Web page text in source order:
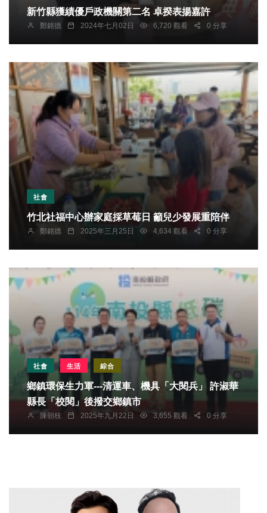
新竹縣獲績優戶政機關第二名 卓揆表揚嘉許
鄭銘德 2024年七月02日 6,720 觀看 0 分享
社會
竹北社福中心辦家庭採草莓日 籲兒少發展重陪伴
鄭銘德 2025年三月25日 4,634 觀看 0 分享
社會 生活 綜合
鄉鎮環保生力軍---清運車、機具「大閱兵」 許淑華
縣長「校閱」後撥交鄉鎮市
陳朝枝 2025年九月22日 3,655 觀看 0 分享